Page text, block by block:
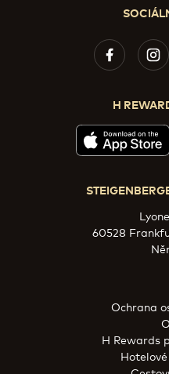
H
60528
Ochrana
H Rewards